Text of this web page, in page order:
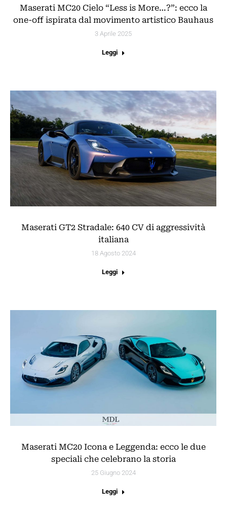
Maserati MC20 Cielo “Less is More…?”: ecco la
one-off ispirata dal movimento artistico Bauhaus
3 Aprile 2025
Leggi
Maserati GT2 Stradale: 640 CV di aggressività
italiana
18 Agosto 2024
Leggi
Maserati MC20 Icona e Leggenda: ecco le due
speciali che celebrano la storia
25 Giugno 2024
Leggi